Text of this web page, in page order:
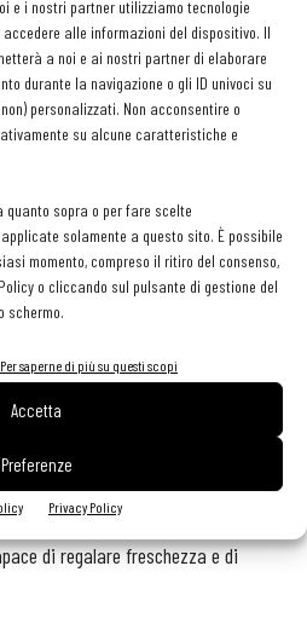
e i nostri partner utilizziamo tecnologie
alle informazioni del dispositivo. Il
a noi e ai nostri partner di elaborare
durante la navigazione o gli ID univoci su
personalizzati. Non acconsentire o
su alcune caratteristiche e
sopra o per fare scelte
solamente a questo sito. È possibile
momento, compreso il ritiro del consenso,
o cliccando sul pulsante di gestione del
schermo.
Per saperne di più su questi scopi
Accetta
Preferenze
Privacy Policy
che ha come obbiettivo
a contrastare le
con quelle dell’acqua.Un risotto
da un’acqua con una
per bilanciarne la dolcezza.
abbinerà meglio a un’acqua dolce,
di questo ortaggio.
al fine di ottimizzare
Si rifà spesso al principio
particolare alla reazione tra
e digestivo. Ad esempio un piatto
da un prodotto ricco di
di regalare freschezza e di